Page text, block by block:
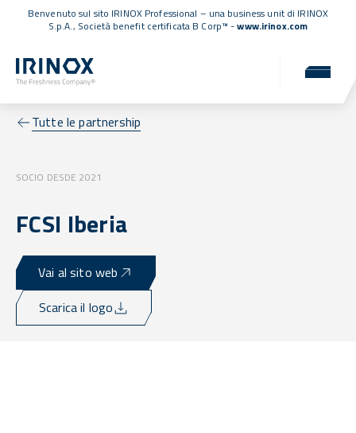
Benvenuto sul sito IRINOX Professional – una business unit di IRINOX
S.p.A., Società benefit certificata B Corp™ -www.irinox.com
Tutte le partnership
SOCIO DESDE 2021
FCSI Iberia
Vai al sito web
Scarica il logo